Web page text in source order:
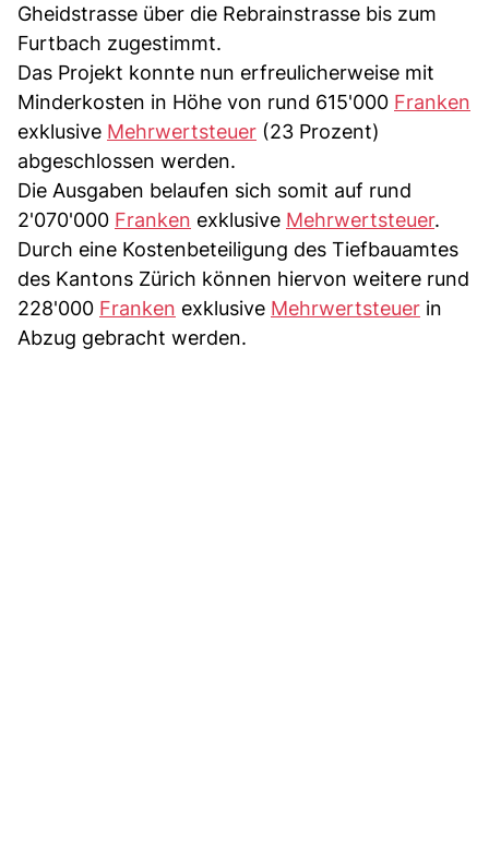
Gheidstrasse über die Rebrainstrasse bis zum
Furtbach zugestimmt.
Das Projekt konnte nun erfreulicherweise mit
Minderkosten in Höhe von rund 615'000 Franken
exklusive Mehrwertsteuer (23 Prozent)
abgeschlossen werden.
Die Ausgaben belaufen sich somit auf rund
2'070'000 Franken exklusive Mehrwertsteuer.
Durch eine Kostenbeteiligung des Tiefbauamtes
des Kantons Zürich können hiervon weitere rund
228'000 Franken exklusive Mehrwertsteuer in
Abzug gebracht werden.